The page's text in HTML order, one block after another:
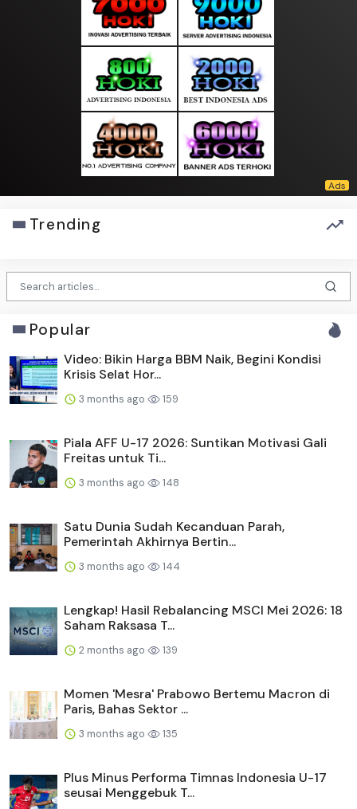
Trending
Popular
Video: Bikin Harga BBM Naik, Begini Kondisi
Krisis Selat Hor...
3 months ago 159
Piala AFF U-17 2026: Suntikan Motivasi Gali
Freitas untuk Ti...
3 months ago 148
Satu Dunia Sudah Kecanduan Parah,
Pemerintah Akhirnya Bertin...
3 months ago 144
Lengkap! Hasil Rebalancing MSCI Mei 2026: 18
Saham Raksasa T...
2 months ago 139
Momen 'Mesra' Prabowo Bertemu Macron di
Paris, Bahas Sektor ...
3 months ago 135
Plus Minus Performa Timnas Indonesia U-17
seusai Menggebuk T...